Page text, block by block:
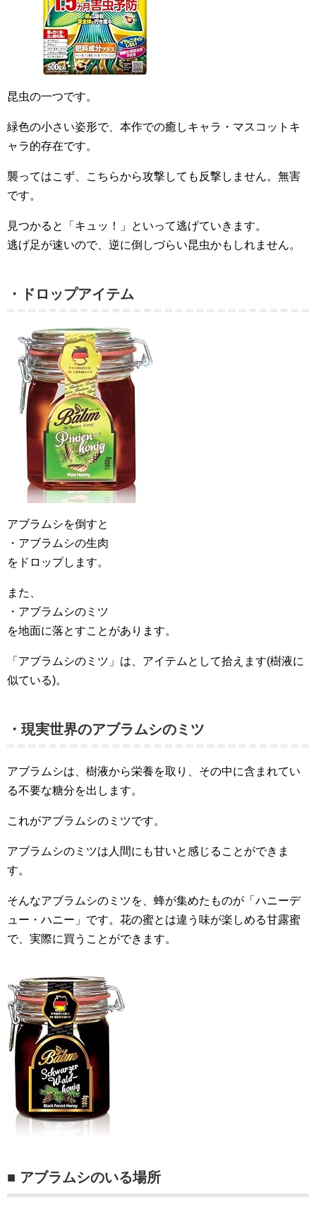
昆虫の一つです。
緑色の小さい姿形で、本作での癒しキャラ・マスコットキ
ャラ的存在です。
襲ってはこず、こちらから攻撃しても反撃しません。無害
です。
見つかると「キュッ！」といって逃げていきます。
逃げ足が速いので、逆に倒しづらい昆虫かもしれません。
・ドロップアイテム
アブラムシを倒すと
・アブラムシの生肉
をドロップします。
また、
・アブラムシのミツ
を地面に落とすことがあります。
「アブラムシのミツ」は、アイテムとして拾えます(樹液に
似ている)。
・現実世界のアブラムシのミツ
アブラムシは、樹液から栄養を取り、その中に含まれてい
る不要な糖分を出します。
これがアブラムシのミツです。
アブラムシのミツは人間にも甘いと感じることができま
す。
そんなアブラムシのミツを、蜂が集めたものが「ハニーデ
ュー・ハニー」です。花の蜜とは違う味が楽しめる甘露蜜
で、実際に買うことができます。
■ アブラムシのいる場所